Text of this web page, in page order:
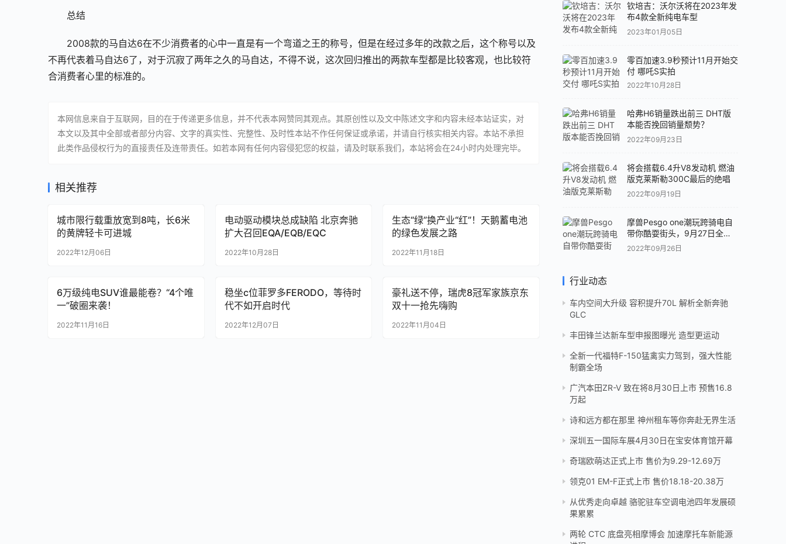
总结
2008款的马自达6在不少消费者的心中一直是有一个弯道之王的称号，但是在经过多年的改款之后，这个称号以及
不再代表着马自达6了，对于沉寂了两年之久的马自达，不得不说，这次回归推出的两款车型都是比较客观，也比较符
合消费者心里的标准的。
本网信息来自于互联网，目的在于传递更多信息，并不代表本网赞同其观点。其原创性以及文中陈述文字和内容未经本站证实，对
本文以及其中全部或者部分内容、文字的真实性、完整性、及时性本站不作任何保证或承诺，并请自行核实相关内容。本站不承担
此类作品侵权行为的直接责任及连带责任。如若本网有任何内容侵犯您的权益，请及时联系我们，本站将会在24小时内处理完毕。
相关推荐
城市限行载重放宽到8吨，长6米
的黄牌轻卡可进城
2022年12月06日
电动驱动模块总成缺陷 北京奔驰
扩大召回EQA/EQB/EQC
2022年10月28日
生态“绿”换产业“红”！天鹅蓄电池
的绿色发展之路
2022年11月18日
6万级纯电SUV谁最能卷？“4个唯
一”破圈来袭！
2022年11月16日
稳坐c位菲罗多FERODO，等待时
代不如开启时代
2022年12月07日
豪礼送不停，瑞虎8冠军家族京东
双十一抢先嗨购
2022年11月04日
钦培吉：沃尔沃将在2023年发
布4款全新纯电车型
2023年01月05日
零百加速3.9秒预计11月开始交
付 哪吒S实拍
2022年10月28日
哈弗H6销量跌出前三 DHT版
本能否挽回销量颓势？
2022年09月23日
将会搭载6.4升V8发动机 燃油
版克莱斯勒300C最后的绝唱
2022年09月19日
摩兽Pesgo one潮玩跨骑电自
带你酷耍街头，9月27日全球
首发！
2022年09月26日
行业动态
车内空间大升级 容积提升70L 解析全新奔驰
GLC
丰田锋兰达新车型申报图曝光 造型更运动
全新一代福特F-150猛禽实力驾到，强大性能
制霸全场
广汽本田ZR-V 致在将8月30日上市 预售16.8
万起
诗和远方都在那里 神州租车等你奔赴无界生活
深圳五一国际车展4月30日在宝安体育馆开幕
奇瑞欧萌达正式上市 售价为9.29-12.69万
领克01 EM-F正式上市 售价18.18-20.38万
从优秀走向卓越 骆驼驻车空调电池四年发展硕
果累累
两轮 CTC 底盘亮相摩博会 加速摩托车新能源